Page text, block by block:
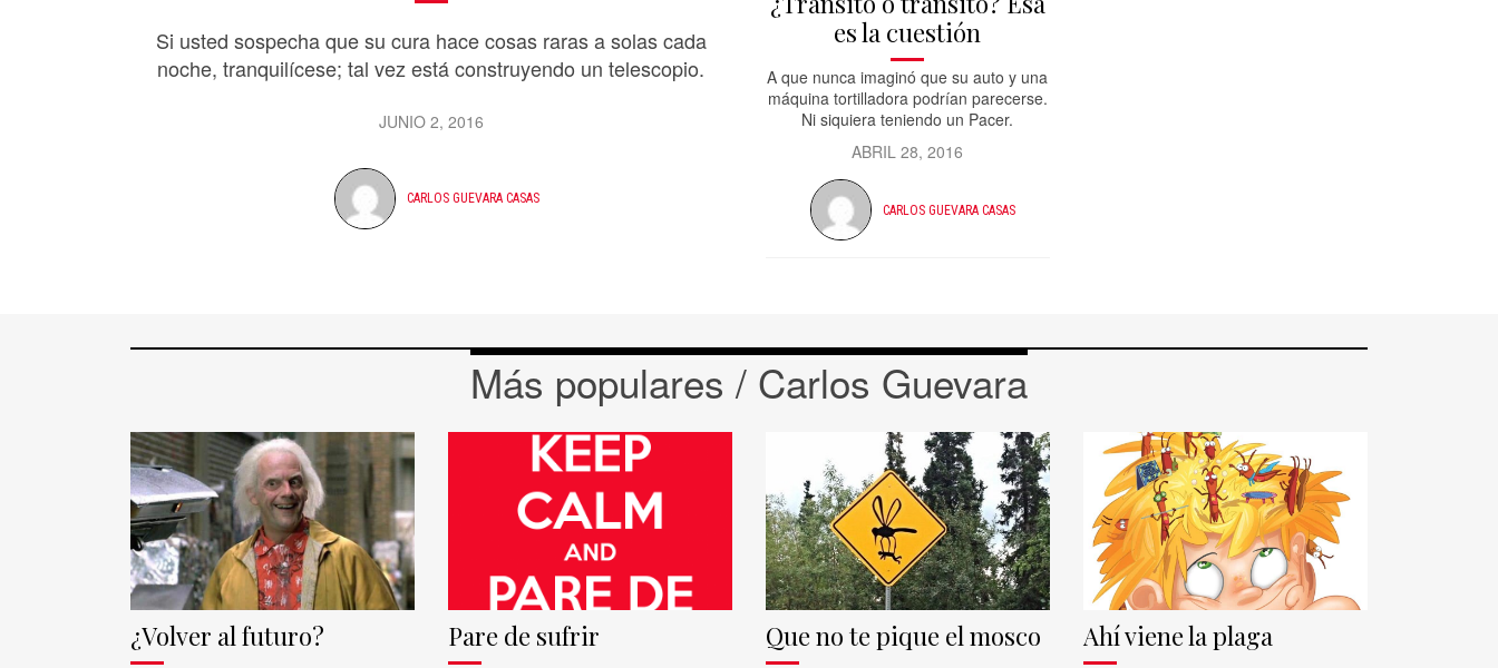
Si usted sospecha que su cura hace cosas raras a solas cada
noche, tranquilícese; tal vez está construyendo un telescopio.
JUNIO 2, 2016
CARLOS GUEVARA CASAS
es la cuestión
A que nunca imaginó que su auto y una
máquina tortilladora podrían parecerse.
Ni siquiera teniendo un Pacer.
ABRIL 28, 2016
CARLOS GUEVARA CASAS
Más populares / Carlos Guevara
¿Volver al futuro? Pare de sufrir Que no te pique el mosco Ahí viene la plaga